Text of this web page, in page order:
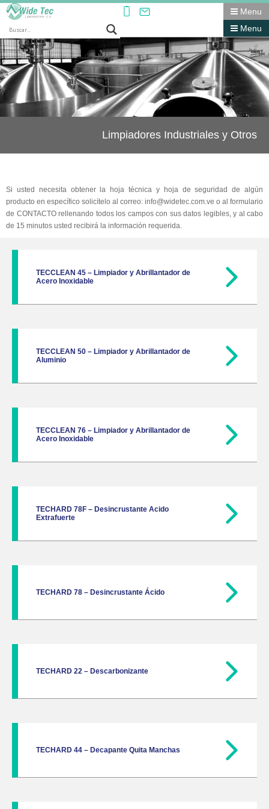
Menu
Menu
Limpiadores Industriales y Otros
Si usted necesita obtener la hoja técnica y hoja de seguridad de algún
producto en específico solicítelo al correo: info@widetec.com.ve o al formulario
de CONTACTO rellenando todos los campos con sus datos legibles, y al cabo
de 15 minutos usted recibirá la información requerida.
TECCLEAN 45 – Limpiador y Abrillantador de
Acero Inoxidable
TECCLEAN 50 – Limpiador y Abrillantador de
Aluminio
TECCLEAN 76 – Limpiador y Abrillantador de
Acero Inoxidable
TECHARD 78F – Desincrustante Acido
Extrafuerte
TECHARD 78 – Desincrustante Ácido
TECHARD 22 – Descarbonizante
TECHARD 44 – Decapante Quita Manchas